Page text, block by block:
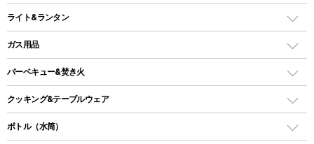
ロッジ型・オリジナルテント
タープ
スクエアタープ（レクタタープ）
メッシュタープ
インフレータブルマット
レジャーシート
ライト&ランタン
LEDランタン
ガスランタン
オイルランタン
LEDライト
ガス用品
ガスバーナー
ガス缶
バーベキュー&焚き火
バーベキューコンロ、グリル
焚き火台タイプ（ロースタイル）グリル
クッキング&テーブルウェア
ダッチオーブン
ボトル（水筒）